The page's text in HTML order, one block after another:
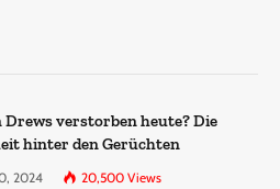
Drews verstorben heute? Die
hinter den Gerüchten
2024 20,500 Views